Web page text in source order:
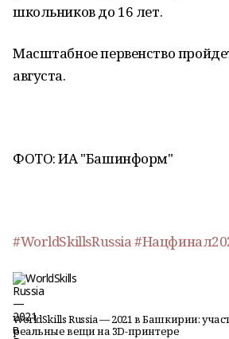
школьников до 16 лет.
Масштабное первенство
августа.
ФОТО: ИА "Башинформ"
#WorldSkillsRussia
WorldSkills Russia — 2021 в Башкирии:
реальные вещи на 3D-принтере